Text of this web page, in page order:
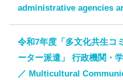
外国人住民のための防災
岡山多文化共生マップ
（日本語教室・病院・相談窓口などの
留学・ワーキングホリデーについての
外国人のための医療関連資料
緊急・防災
外国人の方の ご相談
チラシ・申請書ダウンロー
administrative agencies
令和7年度「多文化共生コ
ーター派遣」 行政機関・
／ Multicultural